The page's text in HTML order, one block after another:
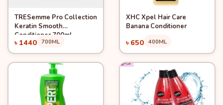
Quick ViewAdd to Cart
TRESemme Pro Collection
Keratin Smooth
Conditioner 700ml
৳ 1440 700ML
Quick ViewAdd to Cart
XHC Xpel Hair Care
Banana Conditioner
৳ 650 400ML